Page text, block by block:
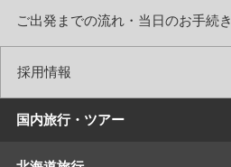
ご出発までの流れ・当日のお手続き
採用情報
国内旅行・ツアー